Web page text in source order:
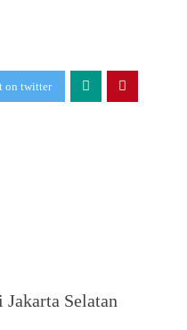
on twitter
Selatan